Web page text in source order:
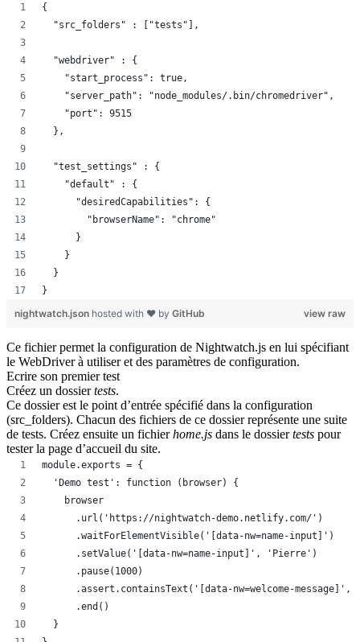
{
  "src_folders" : ["tests"],
  "webdriver" : {
    "start_process": true,
    "server_path": "node_modules/.bin/chromedriver",
    "port": 9515
  },
  "test_settings" : {
    "default" : {
      "desiredCapabilities": {
        "browserName": "chrome"
      }
    }
  }
}
view raw
nightwatch.json hosted with ❤ by GitHub
Ce fichier permet la configuration de Nightwatch.js en lui spécifiant
le WebDriverà utiliser et des paramètres de configuration.
Ecrire son premier test
Créez un dossiertests.
Ce dossier est le point d’entrée spécifié dans la configuration
(src_folders). Chacun des fichiers de ce dossier représente une suite
de tests. Créez ensuite un fichierhome.js dans le dossiertests pour
tester la page d’accueil du site.
module.exports = {
  'Demo test': function (browser) {
    browser
      .url('https://nightwatch-demo.netlify.com/')
      .waitForElementVisible('[data-nw=name-input]')
      .setValue('[data-nw=name-input]', 'Pierre')
      .pause(1000)
.assert.containsText('[data-nw=welcome-message]',
      .end()
  }